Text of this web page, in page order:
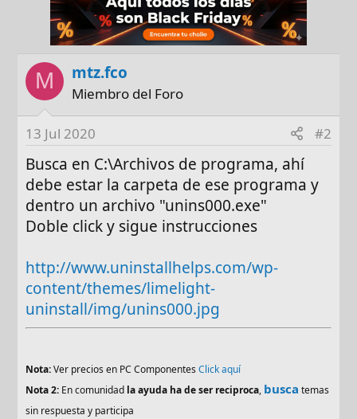
M mtz.fco
Miembro del Foro
13 Jul 2020 #2
Busca en C:\Archivos de programa, ahí
debe estar la carpeta de ese programa y
dentro un archivo "unins000.exe"
Doble click y sigue instrucciones
http://www.uninstallhelps.com/wp-
content/themes/limelight-
uninstall/img/unins000.jpg
Nota:Ver precios en PC ComponentesClick aquí
Nota 2: En comunidad la ayuda ha de ser reciproca, busca temas
sin respuesta y participa